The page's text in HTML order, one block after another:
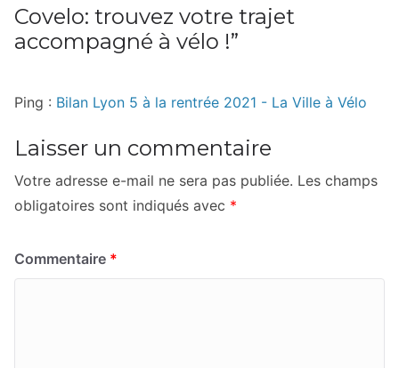
Covelo: trouvez votre trajet
accompagné à vélo !”
Ping : Bilan Lyon 5 à la rentrée 2021 - La Ville à Vélo
Laisser un commentaire
Votre adresse e-mail ne sera pas publiée. Les champs
obligatoires sont indiqués avec *
Commentaire *